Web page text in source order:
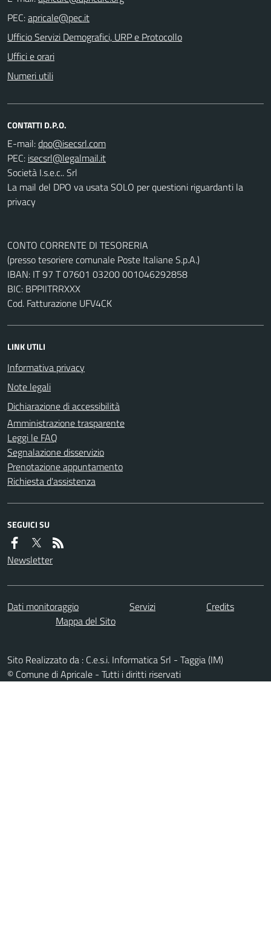
PEC:
Ufficio Servizi Demografici, URP e Protocollo
Uffici e orari
Numeri utili
CONTATTI D.P.O.
E-mail:
PEC:
Società I.s.e.c.. Srl
La mail del DPO va usata SOLO per questioni riguardanti la
privacy
CONTO CORRENTE DI TESORERIA
(presso tesoriere comunale Poste Italiane S.p.A.)
IBAN: IT 97 T 07601 03200 001046292858
BIC: BPPIITRRXXX
Cod. Fatturazione UFV4CK
LINK UTILI
Informativa privacy
Note legali
Dichiarazione di accessibilità
Amministrazione trasparente
Leggi le FAQ
Segnalazione disservizio
Prenotazione appuntamento
Richiesta d'assistenza
SEGUICI SU
Newsletter
Dati monitoraggio Servizi
Credits
Mappa del Sito
Sito Realizzato da : C.e.s.i. Informatica Srl - Taggia (IM)
© Comune di Apricale - Tutti i diritti riservati